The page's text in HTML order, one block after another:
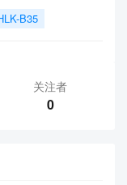
B35
关注者
0